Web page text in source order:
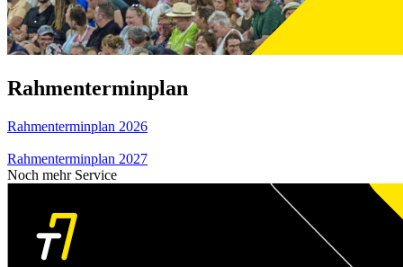
Rahmenterminplan
Rahmenterminplan 2026
Rahmenterminplan 2027
Noch mehr Service